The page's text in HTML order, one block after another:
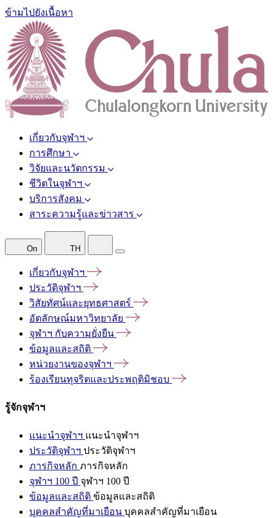
ข้ามไปยังเนื้อหา
เกี่ยวกับจุฬาฯ
การศึกษา
วิจัยและนวัตกรรม
ชีวิตในจุฬาฯ
บริการสังคม
สาระความรู้และข่าวสาร
On TH
เกี่ยวกับจุฬาฯ
ประวัติจุฬาฯ
วิสัยทัศน์และยุทธศาสตร์
อัตลักษณ์มหาวิทยาลัย
จุฬาฯ กับความยั่งยืน
ข้อมูลและสถิติ
หน่วยงานของจุฬาฯ
ร้องเรียนทุจริตและประพฤติมิชอบ
รู้จักจุฬาฯ
แนะนำจุฬาฯ แนะนำจุฬาฯ
ประวัติจุฬาฯ ประวัติจุฬาฯ
ภารกิจหลัก ภารกิจหลัก
จุฬาฯ 100 ปี จุฬาฯ 100 ปี
ข้อมูลและสถิติ ข้อมูลและสถิติ
บุคคลสำคัญที่มาเยือน บุคคลสำคัญที่มาเยือน